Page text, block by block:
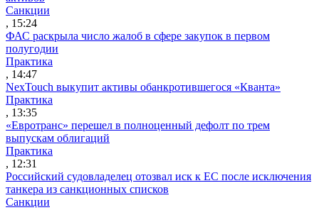
Санкции
, 15:24
ФАС раскрыла число жалоб в сфере закупок в первом
полугодии
Практика
, 14:47
NexTouch выкупит активы обанкротившегося «Кванта»
Практика
, 13:35
«Евротранс» перешел в полноценный дефолт по трем
выпускам облигаций
Практика
, 12:31
Российский судовладелец отозвал иск к ЕС после исключения
танкера из санкционных списков
Санкции